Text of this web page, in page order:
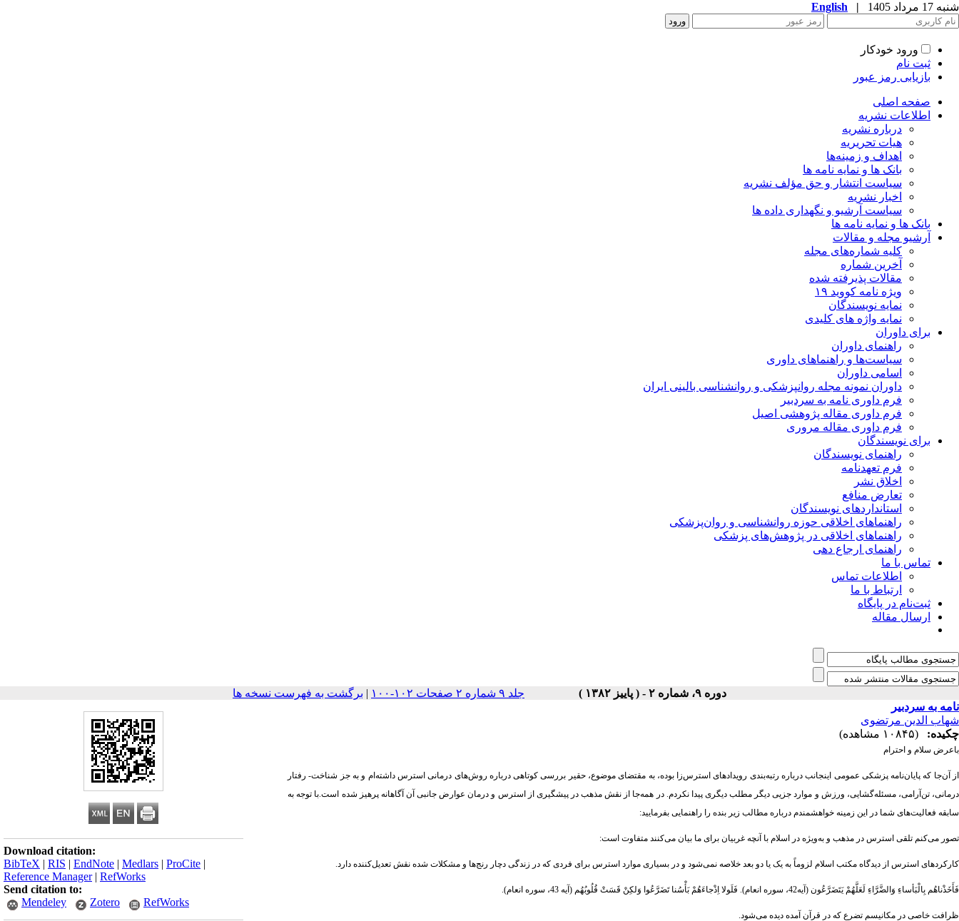
شنبه 17 مرداد 1405 |
English
ورود خودکار
ثبت نام
بازیابی رمز عبور
صفحه اصلی
اطلاعات نشریه
درباره نشریه
هیات تحریریه
اهداف و زمینه‌ها
بانک ها و نمایه نامه ها
سیاست انتشار و حق مؤلف نشریه
اخبار نشریه
سیاست آرشیو و نگهداری داده ها
بانک ها و نمایه نامه ها
آرشیو مجله و مقالات
کلیه شماره‌های مجله
آخرین شماره
مقالات پذیرفته شده
ویژه نامه کووید ۱۹
نمایه نویسندگان
نمایه واژه های کلیدی
برای داوران
راهنمای داوران
سیاست‌ها و راهنماهای داوری
اسامی داوران
داوران نمونه مجله روانپزشکی و روانشناسی بالینی ایران
فرم داوری نامه به سردبیر
فرم داوری مقاله پژوهشی اصیل
فرم داوری مقاله مروری
برای نویسندگان
راهنمای نویسندگان
فرم تعهدنامه
اخلاق نشر
تعارض منافع
استانداردهای نویسندگان
راهنماهای اخلاقی حوزه روانشناسی و روان‌پزشکی
راهنماهای اخلاقی در پژوهش‌های پزشکی
راهنمای ارجاع دهی
تماس با ما
اطلاعات تماس
ارتباط با ما
ثبت‌نام در پایگاه
ارسال مقاله
دوره ۹، شماره ۲ - ( پاييز ۱۳۸۲ ) جلد ۹ شماره ۲ صفحات ۱۰۲-۱۰۰ | برگشت به فهرست نسخه ها
Download citation:
BibTeX | RIS | EndNote | Medlars | ProCite |
Reference Manager| RefWorks
Send citation to:
Mendeley
Zotero RefWorks
نامه به سردبیر
شهاب الدین مرتضوی
چکیده:
(۱۰۸۴۵ مشاهده)
باعرض سلام و احترام
از آن‌جا که پایان‌نامه پزشکی عمومی اینجانب درباره رتبه‌بندی رویدادهای استرس‌زا بوده، به مقتضای موضوع، حقیر بررسی کوتاهی درباره روش‌های درمانی استرس داشته‌ام و به جز شناخت- رفتار
درمانی، تن‌آرامی، مسئله‌گشایی، ورزش و موارد جزیی دیگر مطلب دیگری پیدا نکردم. در همه‌جا از نقش مذهب در پیشگیری از استرس و درمان عوارض جانبی آن آگاهانه پرهیز شده است.با توجه به
سابقه فعالیت‌های شما در این زمینه خواهشمندم درباره مطالب زیر بنده را راهنمایی بفرمایید:
تصور می‌کنم تلقی استرس در مذهب و به‌ویژه در اسلام با آنچه غربیان برای ما بیان می‌کنند متفاوت است:
کارکردهای استرس از دیدگاه مکتب اسلام لزوماً به یک یا دو بعد خلاصه نمی‌شود و در بسیاری موارد استرس برای فردی که در زندگی دچار رنج‌ها و مشکلات شده نقش تعدیل‌کننده دارد.
فَأَخَذْناهُم بِالْبَأساءِ وَالضَّرَّاءِ لَعَلَّهُمْ یَتَضَرَّعُون (آیه42، سوره انعام). فَلَولا اِذْجاءَهُمْ بَأْسُنا تَضَرَّعُوا وَلکِنْ قَسَتْ قُلُوبُهُم (آیه 43، سوره انعام).
ظرافت خاصی در مکانیسم تضرع که در قرآن آمده دیده می‌شود.